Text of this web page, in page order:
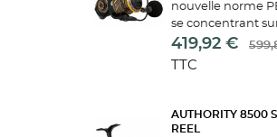
nouvelle norme
se concentrant
douceur et
leur catégorie, ces
pour chaque
419,92 €
TTC
AUTHORITY 8500
REEL